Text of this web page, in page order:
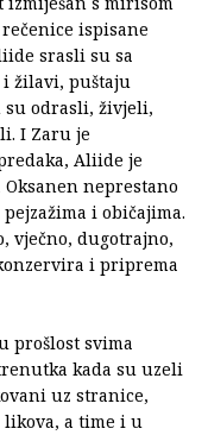
ispisane
srasli su sa
i žilavi, puštaju
su odrasli, živjeli,
I Zaru je
Aliide je
neprestano
i običajima.
vječno, dugotrajno,
i priprema
prošlost svima
kada su uzeli
uz stranice,
a time i u